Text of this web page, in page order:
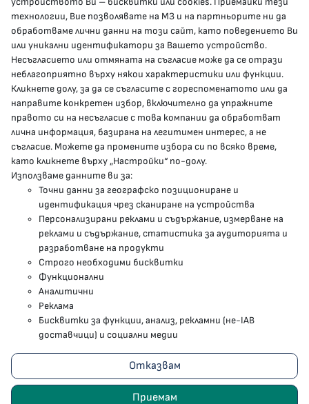
гр.София, 1000, пл. „Света Неделя“ №5
delovodstvo@mh.government.bg
presscenter@mh.government.bg
МЗ В СОЦИАЛНИТЕ МРЕЖИ
Facebook страница
Instragram профил
YouTube канал
Threads профил
Карта на сайта
Бисквитки
Условия за използване
Поверителност
2023 - 2026 © Министерство на здравеопазването
технологии, Вие позволявате на МЗ и на партньорите ни да
обработваме лични данни на този сайт, като поведението Ви
или уникални идентификатори за Вашето устройство.
Несъгласието или отмяната на съгласие може да се отрази
неблагоприятно върху някои характеристики или функции.
Кликнете долу, за да се съгласите с гореспоменатото или да
направите конкретен избор, включително да упражните
правото си на несъгласие с това компании да обработват
лична информация, базирана на легитимен интерес, а не
съгласие. Можете да промените избора си по всяко време,
като кликнете върху „Настройки“ по-долу.
Използваме данните ви за:
Точни данни за географско позициониране и
идентификация чрез сканиране на устройства
Персонализирани реклами и съдържание, измерване на
реклами и съдържание, статистика за аудиторията и
разработване на продукти
Строго необходими бисквитки
Функционални
Аналитични
Реклама
Бисквитки за функции, анализ, рекламни (не-IAB
доставчици) и социални медии
Отказвам
Приемам